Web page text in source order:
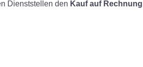
Dienststellen den Kauf auf Rechnung